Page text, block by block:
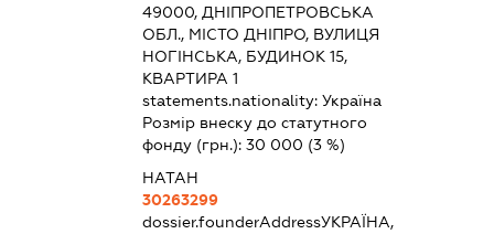
49000, ДНІПРОПЕТРОВСЬКА
ОБЛ., МІСТО ДНІПРО, ВУЛИЦЯ
НОГІНСЬКА, БУДИНОК 15,
КВАРТИРА 1
statements.nationality:Україна
Розмір внеску до статутного
фонду (грн.):30 000 (3 %)
НАТАН
30263299
dossier.founderAddressУКРАЇНА,